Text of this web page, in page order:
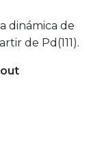
dinámica de
de Pd(111).